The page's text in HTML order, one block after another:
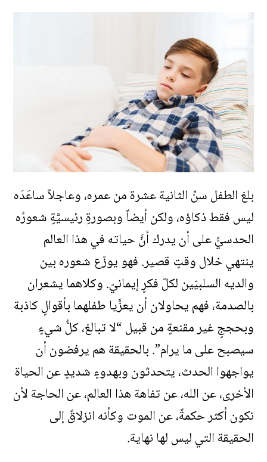
بلغ الطفل سنِّ الثانية عشرة من عمره، وعاجلاً ساعَدَه
ليس فقط ذكاؤه، ولكن أيضاً وبصورةٍ رئيسيَّةٍ شعورُه
الحدسيُّ على أن يدرك أنَّ حياته في هذا العالم
ينتهي خلال وقتٍ قصير. فهو يوزّع شعوره بين
والديه السلبيّين لكلّ فكرٍ إيمانيّ. وكلاهما يشعران
بالصدمة، فهم يحاولان أن يعزَّيا طفلهما بأقوالٍ كاذبة
وبحججٍ غير مقنعةٍ من قبيل “لا تبالغ، كلُّ شيءٍ
سيصبح على ما يرام”. بالحقيقة هم يرفضون أن
يواجهوا الحدث، يتحدثون وبهدوءٍ شديدٍ عن الحياة
الأخرى، عن الله، عن تفاهة هذا العالم، عن الحاجة لأن
نكون أكثر حكمةً، عن الموت وكأنه انزلاقٌ إلى
الحقيقة التي ليس لها نهاية.